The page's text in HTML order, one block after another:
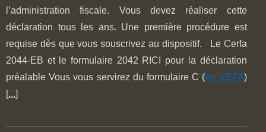
l’administration fiscale. Vous devez réaliser cette
déclaration tous les ans. Une première procédure est
requise dès que vous souscrivez au dispositif. Le Cerfa
2044-EB et le formulaire 2042 RICI pour la déclaration
préalable Vous vous servirez du formulaire C (en VEFA)
[...]